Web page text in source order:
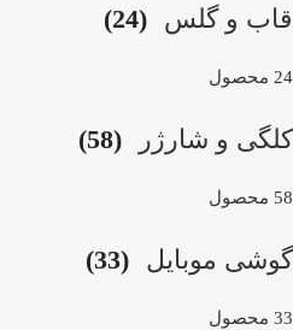
قاب و گلس (24)
24 محصول
کلگی و شارژر (58)
58 محصول
گوشی موبایل (33)
33 محصول